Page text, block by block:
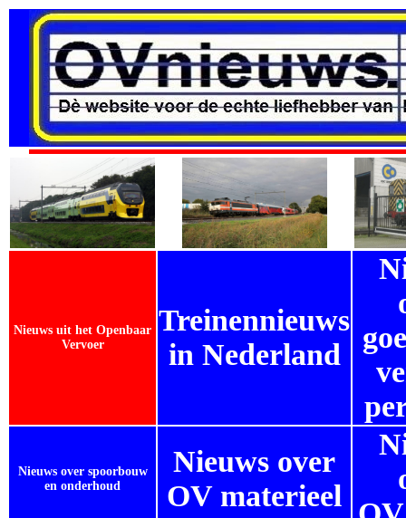
Nieuws uit het Openbaar
Vervoer
Treinennieuws
in Nederland
Nieuws over spoorbouw
en onderhoud
Nieuws over
OV materieel